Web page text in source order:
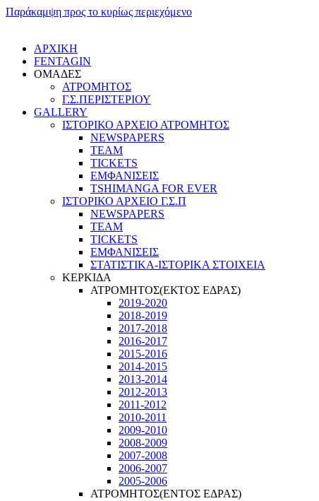
Παράκαμψη προς το κυρίως περιεχόμενο
ΑΡΧΙΚΗ
FENTAGIN
ΟΜΑΔΕΣ
ΑΤΡΟΜΗΤΟΣ
Γ.Σ.ΠEΡΙΣΤΕΡΙΟΥ
GALLERY
ΙΣΤΟΡΙΚΟ ΑΡΧΕΙΟ ΑΤΡΟΜΗΤΟΣ
NEWSPAPERS
TEAM
TICKETS
ΕΜΦΑΝΙΣΕΙΣ
TSHIMANGA FOR EVER
ΙΣΤΟΡΙΚΟ ΑΡΧΕΙΟ Γ.Σ.Π
NEWSPAPERS
TEAM
TICKETS
ΕΜΦΑΝΙΣΕΙΣ
ΣΤΑΤΙΣΤΙΚΑ-ΙΣΤΟΡΙΚΑ ΣΤΟΙΧΕΙΑ
ΚΕΡΚΙΔΑ
ΑΤΡΟΜΗΤΟΣ(ΕΚΤΟΣ ΕΔΡΑΣ)
2019-2020
2018-2019
2017-2018
2016-2017
2015-2016
2014-2015
2013-2014
2012-2013
2011-2012
2010-2011
2009-2010
2008-2009
2007-2008
2006-2007
2005-2006
ΑΤΡΟΜΗΤΟΣ(ΕΝΤΟΣ ΕΔΡΑΣ)